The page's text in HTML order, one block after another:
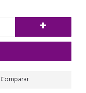
+
Comparar